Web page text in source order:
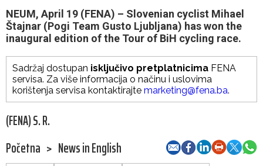
NEUM, April 19 (FENA) – Slovenian cyclist Mihael
Štajnar (Pogi Team Gusto Ljubljana) has won the
inaugural edition of the Tour of BiH cycling race.
Sadržaj dostupan isključivo pretplatnicima FENA
servisa. Za više informacija o načinu i uslovima
korištenja servisa kontaktirajte marketing@fena.ba.
(FENA) S. R.
Početna > News in English